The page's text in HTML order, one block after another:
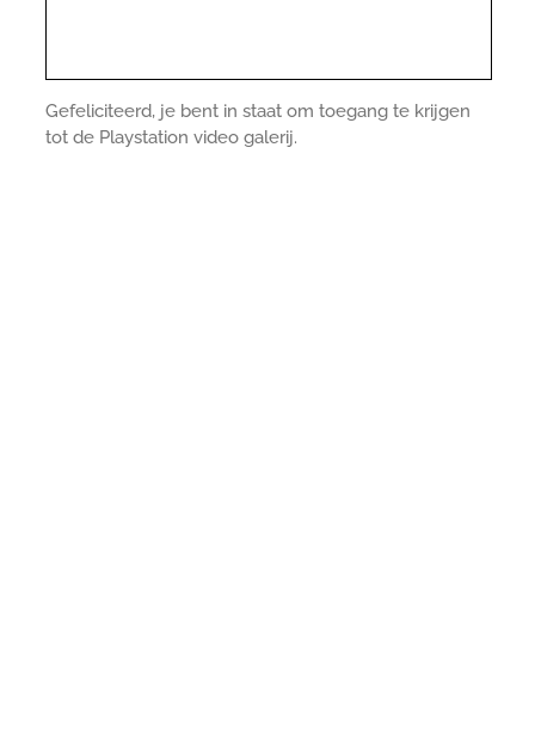
Gefeliciteerd, je bent in staat om toegang te krijgen
tot de Playstation video galerij.